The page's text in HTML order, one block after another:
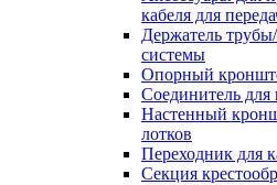
кабеля для
Держатель
системы
Опорный
Соединитель для
Настенный
лотков
Переходник для
Секция